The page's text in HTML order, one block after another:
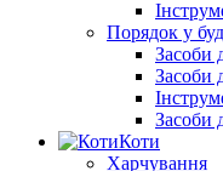
Порядок у
Засоби
Засоби
Засоби
Коти
Харчування